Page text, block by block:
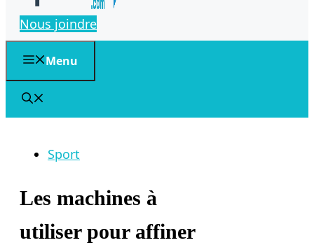
Nous joindre
Menu
Sport
Les machines à
utiliser pour affiner